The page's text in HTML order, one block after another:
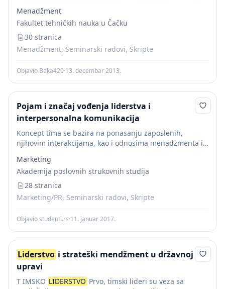
савременог пословања, па је самим тим и...
Menadžment
Fakultet tehničkih nauka u Čačku
30 stranica
Menadžment, Seminarski radovi, Skripte
Objavio Beka420·13. decembar 2013.
Pojam i značaj vođenja liderstva i
interpersonalna komunikacija
Koncept tima se bazira na ponasanju zaposlenih,
njihovim interakcijama, kao i odnosima menadzmenta i
hijerarhije u kojem je autoritet nametnut a ponasanje
kontrolisano, u...
Marketing
Akademija poslovnih strukovnih studija
28 stranica
Marketing/PR, Seminarski radovi, Skripte
Objavio studenti.rs·11. januar 2017.
Liderstvo i strateški mendžment u državnoj
upravi
T IMSKO LIDERSTVO Prvo, timski lideri su veza sa